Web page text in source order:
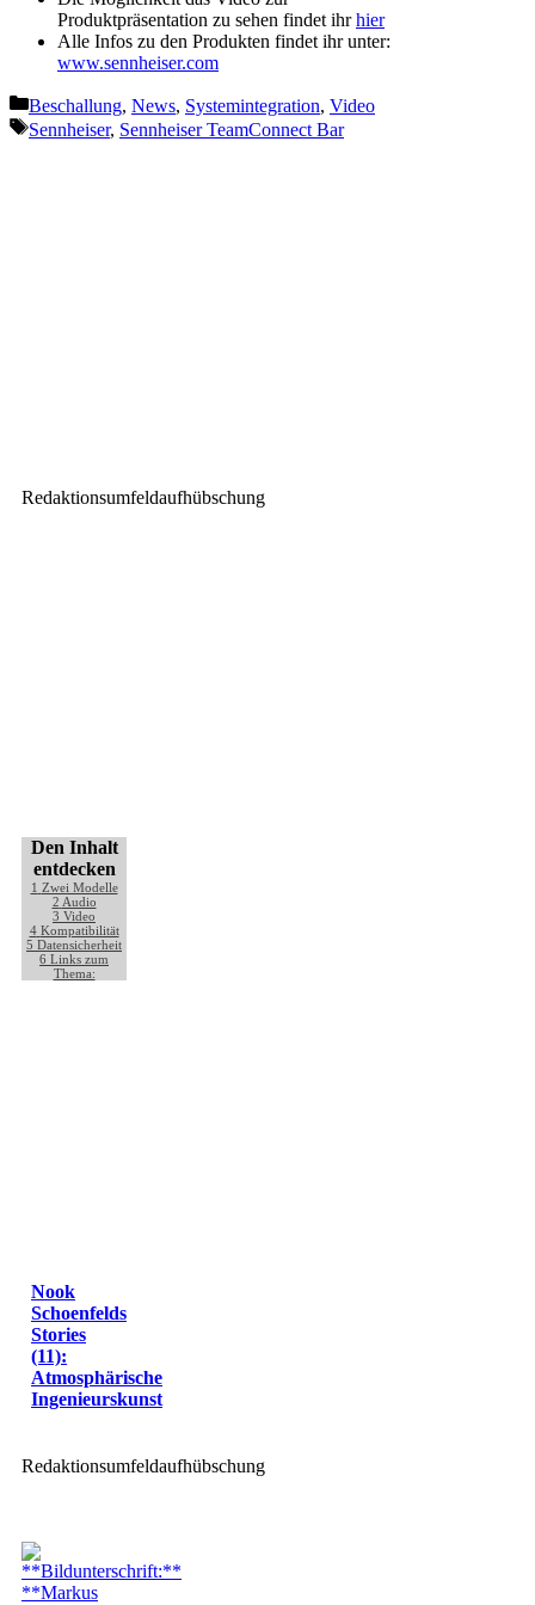
Produktpräsentation zu sehen findet ihrhier
Alle Infos zu den Produkten findet ihr unter:
www.sennheiser.com
Kategorien
Beschallung, News, Systemintegration, Video
Schlagwörter
Sennheiser, Sennheiser TeamConnect Bar
Redaktionsumfeldaufhübschung
Den Inhalt
entdecken
1 Zwei Modelle
2 Audio
3 Video
4 Kompatibilität
5 Datensicherheit
6 Links zum
Thema:
Nook
Schoenfelds
Stories
(11):
Atmosphärische
Ingenieurskunst
Redaktionsumfeldaufhübschung